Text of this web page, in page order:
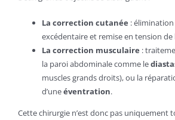
La correction cutanée :
excédentaire et remise en tension de
La correction musculaire :
la paroi abdominale comme le
muscles grands droits), ou la
d’uneéventration.
Cette chirurgie n’est donc pas uniquement